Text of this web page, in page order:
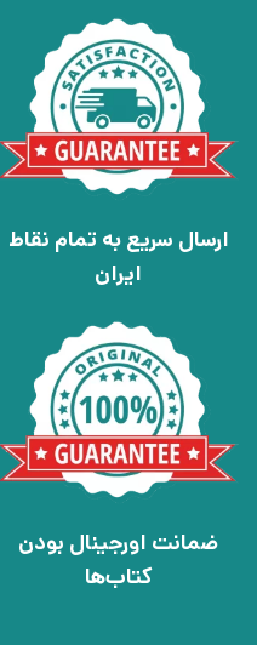
ارسال سریع به تمام نقاط
ایران
ضمانت اورجینال بودن
کتاب‌ها